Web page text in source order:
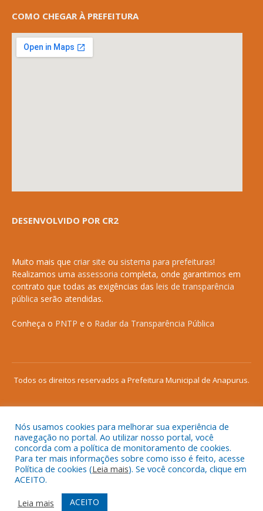
COMO CHEGAR À PREFEITURA
DESENVOLVIDO POR CR2
Muito mais que criar site ou sistema para prefeituras!
Realizamos uma assessoria completa, onde garantimos em
contrato que todas as exigências das leis de transparência
pública serão atendidas.
Conheça o PNTP e o Radar da Transparência Pública
Todos os direitos reservados a Prefeitura Municipal de Anapurus.
Mapa do Site
Acessar Área Administrativa
Acessar o Webmail
Nós usamos cookies para melhorar sua experiência de
navegação no portal. Ao utilizar nosso portal, você
concorda com a política de monitoramento de cookies.
Para ter mais informações sobre como isso é feito, acesse
Política de cookies (Leia mais). Se você concorda, clique em
ACEITO.
Leia mais
ACEITO